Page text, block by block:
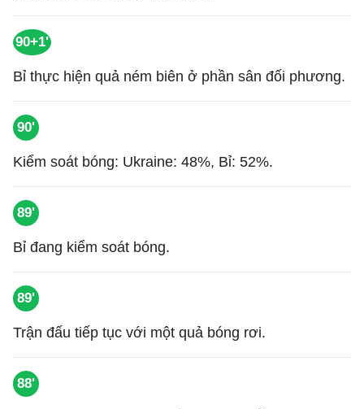
90+1'
Bỉ thực hiện quả ném biên ở phần sân đối phương.
90'
Kiểm soát bóng: Ukraine: 48%, Bỉ: 52%.
89'
Bỉ đang kiểm soát bóng.
89'
Trận đấu tiếp tục với một quả bóng rơi.
88'